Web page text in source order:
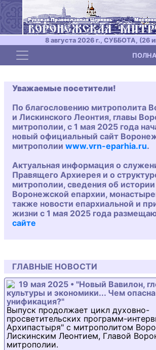
8 августа 2026 г., СУББОТА, (26
Toggle navigation
Уважаемые посетители!
По благословению митрополита
и Лискинского Леонтия, главы
митрополии, с 1 мая 2025 года
новый официальный сайт
митрополии www.vrn-eparhia.ru.
Актуальная информация о
Правящего Архиерея и о
митрополии, сведения об истории
Воронежской епархии,
также новости епархиальной и
жизни с 1 мая 2025 года
сайте
ГЛАВНЫЕ НОВОСТИ
19 мая 2025 • "Новый Вавилон,
культуры и экономики... Чем
унификация?"
Выпуск продолжает цикл духовно-
просветительских программ-
Архипастыря" с митрополитом
Лискинским Леонтием, Главой
митрополии.